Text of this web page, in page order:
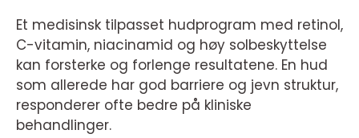
Et medisinsk tilpasset hudprogram med retinol,
C-vitamin, niacinamid og høy solbeskyttelse
kan forsterke og forlenge resultatene. En hud
som allerede har god barriere og jevn struktur,
responderer ofte bedre på kliniske
behandlinger.